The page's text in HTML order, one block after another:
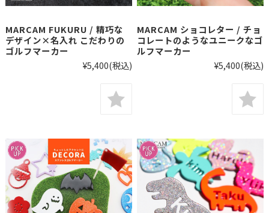
MARCAM FUKURU / 精巧な
デザイン×名入れ こだわりの
ゴルフマーカー
¥5,400(税込)
MARCAM ショコレター / チョ
コレートのようなユニークなゴ
ルフマーカー
¥5,400(税込)